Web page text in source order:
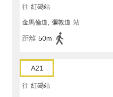
往 紅磡站
金馬倫道, 彌敦道 站
距離 50m
A21
往 紅磡站